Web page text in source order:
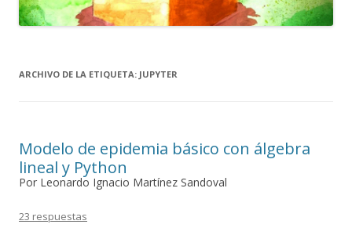
ARCHIVO DE LA ETIQUETA: JUPYTER
Modelo de epidemia básico con álgebra
lineal y Python
Por Leonardo Ignacio Martínez Sandoval
23 respuestas